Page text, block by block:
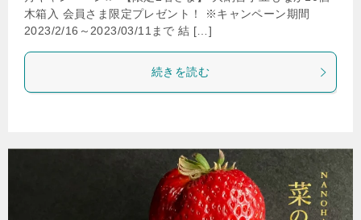
木箱入 会員さま限定プレゼント！ ※キャンペーン期間
2023/2/16～2023/03/11まで 結 […]
続きを読む